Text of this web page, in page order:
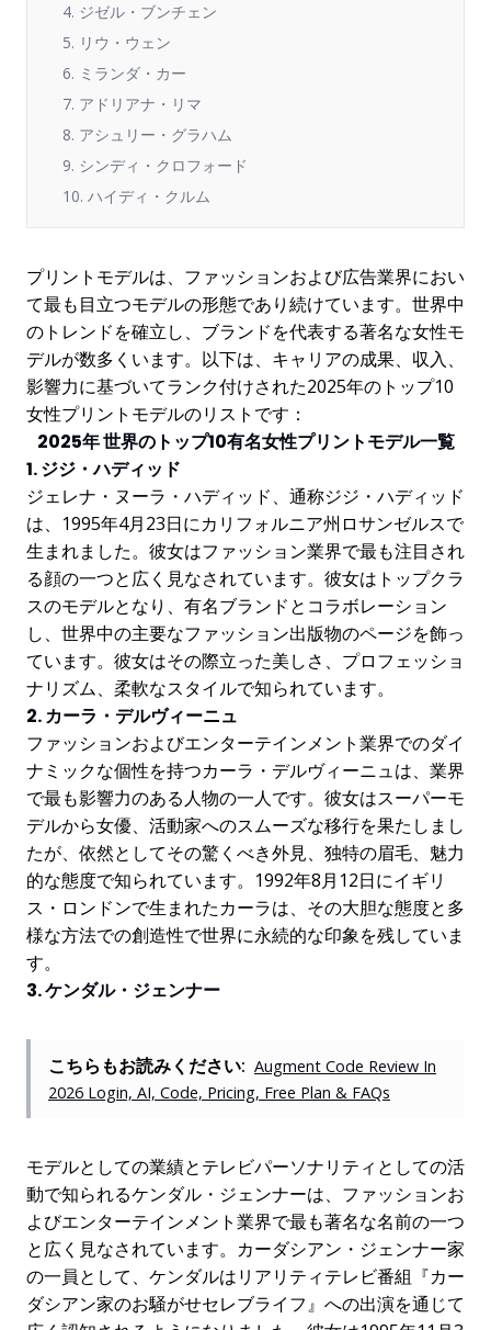
4. ジゼル・ブンチェン
5. リウ・ウェン
6. ミランダ・カー
7. アドリアナ・リマ
8. アシュリー・グラハム
9. シンディ・クロフォード
10. ハイディ・クルム
プリントモデルは、ファッションおよび広告業界におい
て最も目立つモデルの形態であり続けています。世界中
のトレンドを確立し、ブランドを代表する著名な女性モ
デルが数多くいます。以下は、キャリアの成果、収入、
影響力に基づいてランク付けされた2025年のトップ10
女性プリントモデルのリストです：
2025年 世界のトップ10有名女性プリントモデル一覧
1. ジジ・ハディッド
ジェレナ・ヌーラ・ハディッド、通称ジジ・ハディッド
は、1995年4月23日にカリフォルニア州ロサンゼルスで
生まれました。彼女はファッション業界で最も注目され
る顔の一つと広く見なされています。彼女はトップクラ
スのモデルとなり、有名ブランドとコラボレーション
し、世界中の主要なファッション出版物のページを飾っ
ています。彼女はその際立った美しさ、プロフェッショ
ナリズム、柔軟なスタイルで知られています。
2. カーラ・デルヴィーニュ
ファッションおよびエンターテインメント業界でのダイ
ナミックな個性を持つカーラ・デルヴィーニュは、業界
で最も影響力のある人物の一人です。彼女はスーパーモ
デルから女優、活動家へのスムーズな移行を果たしまし
たが、依然としてその驚くべき外見、独特の眉毛、魅力
的な態度で知られています。1992年8月12日にイギリ
ス・ロンドンで生まれたカーラは、その大胆な態度と多
様な方法での創造性で世界に永続的な印象を残していま
す。
3. ケンダル・ジェンナー
こちらもお読みください: Augment Code Review In
2026 Login, AI, Code, Pricing, Free Plan & FAQs
モデルとしての業績とテレビパーソナリティとしての活
動で知られるケンダル・ジェンナーは、ファッションお
よびエンターテインメント業界で最も著名な名前の一つ
と広く見なされています。カーダシアン・ジェンナー家
の一員として、ケンダルはリアリティテレビ番組『カー
ダシアン家のお騒がせセレブライフ』への出演を通じて